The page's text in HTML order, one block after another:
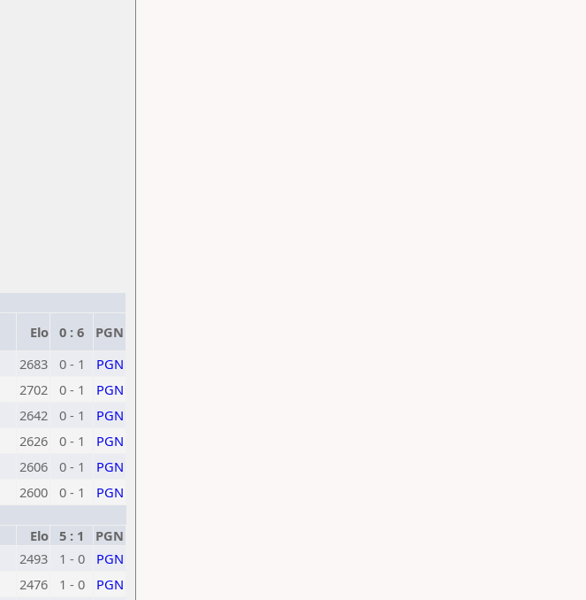
Elo 0 : 6
PGN
2683 0 - 1
PGN
2702 0 - 1
PGN
2642 0 - 1
PGN
2626 0 - 1
PGN
2606 0 - 1
PGN
2600 0 - 1
PGN
Elo 5 : 1
PGN
2493 1 - 0
PGN
2476 1 - 0
PGN